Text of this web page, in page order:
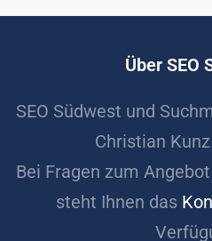
Über SEO
SEO Südwest und
Christian
Bei Fragen zum
steht Ihnen das